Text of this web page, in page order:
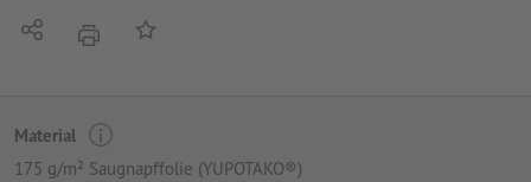
Teilen DruckenAuf die Merkliste
Material
175 g/m² Saugnapffolie (YUPOTAKO®)